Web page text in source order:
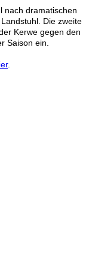
nach dramatischen
Die zweite
Kerwe gegen den
Saison ein.
.